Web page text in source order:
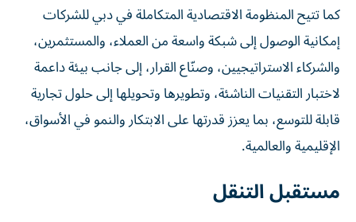
كما تتيح المنظومة الاقتصادية المتكاملة في دبي للشركات
إمكانية الوصول إلى شبكة واسعة من العملاء، والمستثمرين،
والشركاء الاستراتيجيين، وصنّاع القرار، إلى جانب بيئة داعمة
لاختبار التقنيات الناشئة، وتطويرها وتحويلها إلى حلول تجارية
قابلة للتوسع، بما يعزز قدرتها على الابتكار والنمو في الأسواق،
الإقليمية والعالمية.
مستقبل التنقل